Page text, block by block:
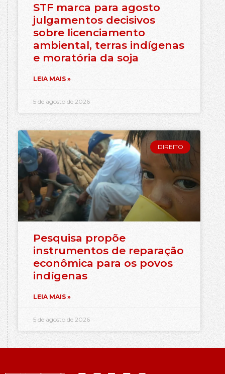
STF marca para agosto
julgamentos decisivos
sobre licenciamento
ambiental, terras indígenas
e moratória da soja
LEIA MAIS »
5 de agosto de 2026
DIREITO
Pesquisa propõe
instrumentos de reparação
econômica para os povos
indígenas
LEIA MAIS »
5 de agosto de 2026